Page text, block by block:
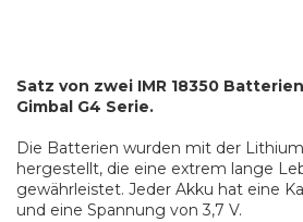
Satz von zwei IMR 18350
Gimbal G4 Serie.
Die Batterien wurden mit der
hergestellt, die eine extrem lange
gewährleistet. Jeder Akku hat eine
und eine Spannung von 3,7 V.